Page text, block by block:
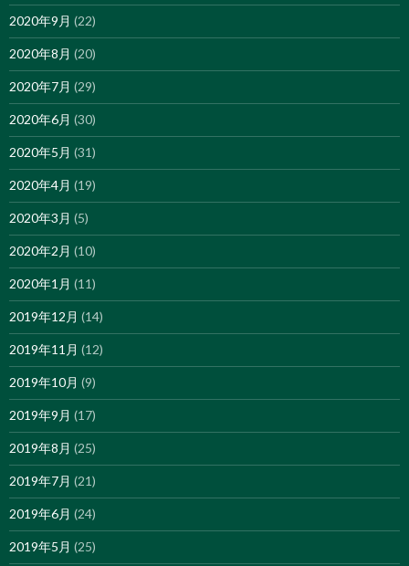
2020年9月 (22)
2020年8月 (20)
2020年7月 (29)
2020年6月 (30)
2020年5月 (31)
2020年4月 (19)
2020年3月 (5)
2020年2月 (10)
2020年1月 (11)
2019年12月 (14)
2019年11月 (12)
2019年10月 (9)
2019年9月 (17)
2019年8月 (25)
2019年7月 (21)
2019年6月 (24)
2019年5月 (25)